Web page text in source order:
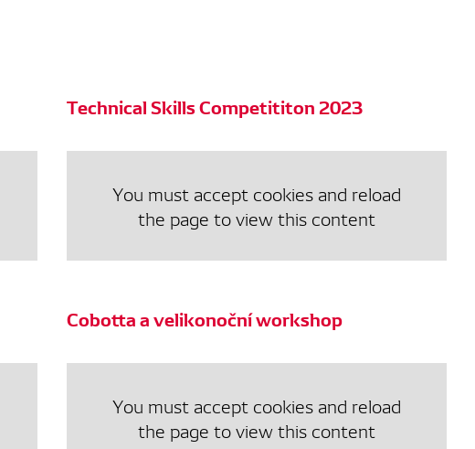
Technical Skills Competititon 2023
You must accept cookies and reload
the page to view this content
Cobotta a velikonoční workshop
You must accept cookies and reload
the page to view this content